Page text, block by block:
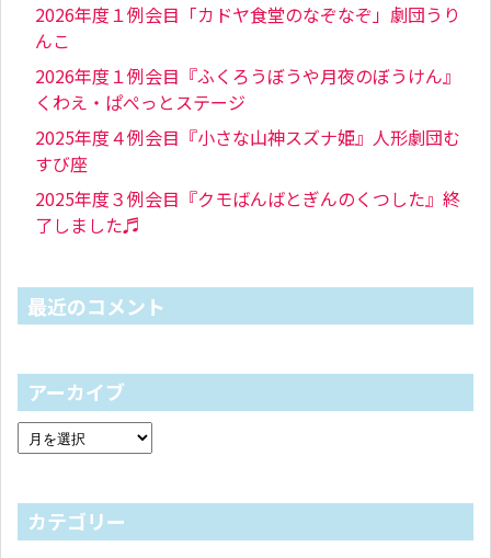
2026年度１例会目「カドヤ食堂のなぞなぞ」劇団うり
んこ
2026年度１例会目『ふくろうぼうや月夜のぼうけん』
くわえ・ぱぺっとステージ
2025年度４例会目『小さな山神スズナ姫』人形劇団む
すび座
2025年度３例会目『クモばんばとぎんのくつした』終
了しました♬
最近のコメント
アーカイブ
カテゴリー